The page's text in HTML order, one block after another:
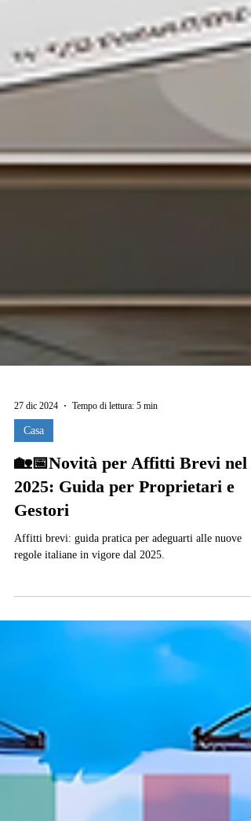
27 dic 2024
Casa
🏡📅Novità per Affitti Brevi nel
2025: Guida per Proprietari e
Gestori
Affitti brevi: guida pratica per adeguarti alle nuove